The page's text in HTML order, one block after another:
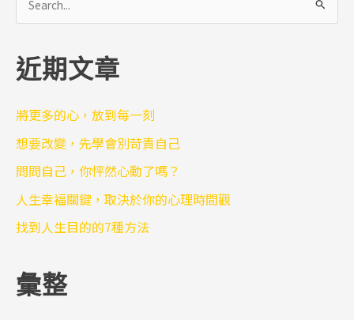
尋
鍵
:
近期文章
將更多的心，放到每一刻
想要改變，先學會別苛責自己
問問自己，你怦然心動了嗎？
人生幸福關鍵，取決於你的心理時間觀
找到人生目的的7種方法
彙整